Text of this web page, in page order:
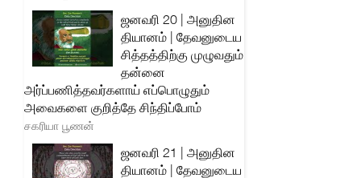
ஜனவரி 20 | அனுதின
தியானம் | தேவனுடைய
சித்தத்திற்கு முழுவதும்
தன்னை
அர்ப்பணித்தவர்களாய் எப்பொழுதும்
அவைகளை குறித்தே சிந்திப்போம்
சகரியா பூணன்
ஜனவரி 21 | அனுதின
தியானம் | தேவனுடைய